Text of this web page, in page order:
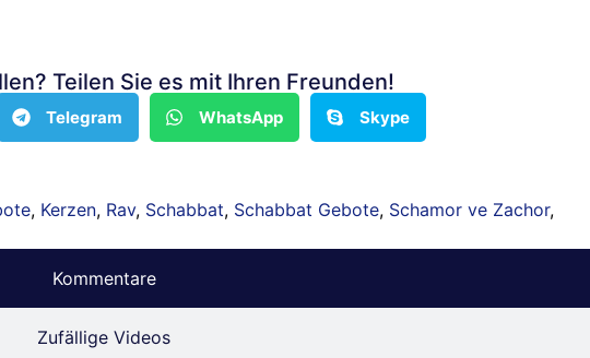
Teilen Sie es mit Ihren Freunden!
Telegram WhatsApp Skype
, Kerzen, Rav, Schabbat, Schabbat Gebote, Schamor ve Zachor,
Kommentare
Zufällige Videos